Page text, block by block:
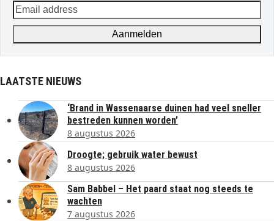
Email
address
Aanmelden
LAATSTE NIEUWS
‘Brand in Wassenaarse duinen had veel sneller
bestreden kunnen worden’
8 augustus 2026
Droogte; gebruik water bewust
8 augustus 2026
Sam Babbel – Het paard staat nog steeds te
wachten
7 augustus 2026